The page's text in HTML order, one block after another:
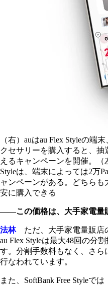
（右）auはau Flex Styleの端
クセサリーを購入すると、抽
えるキャンペーンを開催。（
Styleは、端末によっては2万
ャンペーンがある。どちら
安に購入できる
――この価格は、大手家電量
法林ただ、大手家電量販店
au Flex Styleは最大48回の分
す。分割手数料もなく、さら
行なわれています。
また、SoftBank Free Styleで